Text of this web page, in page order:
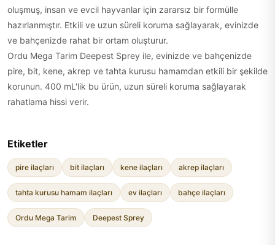
oluşmuş, insan ve evcil hayvanlar için zararsız bir formülle
hazırlanmıştır. Etkili ve uzun süreli koruma sağlayarak, evinizde
ve bahçenizde rahat bir ortam oluşturur.
Ordu Mega Tarim Deepest Sprey ile, evinizde ve bahçenizde
pire, bit, kene, akrep ve tahta kurusu hamamdan etkili bir şekilde
korunun. 400 mL'lik bu ürün, uzun süreli koruma sağlayarak
rahatlama hissi verir.
Etiketler
pire ilaçları bit ilaçları kene ilaçları akrep ilaçları
tahta kurusu hamam ilaçları ev ilaçları bahçe ilaçları
Ordu Mega Tarim Deepest Sprey